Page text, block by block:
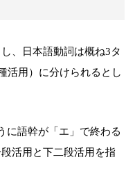
、日本語動詞は概ね3タ
活用）に分けられるとし
に語幹が「エ」で終わる
活用と下二段活用を指